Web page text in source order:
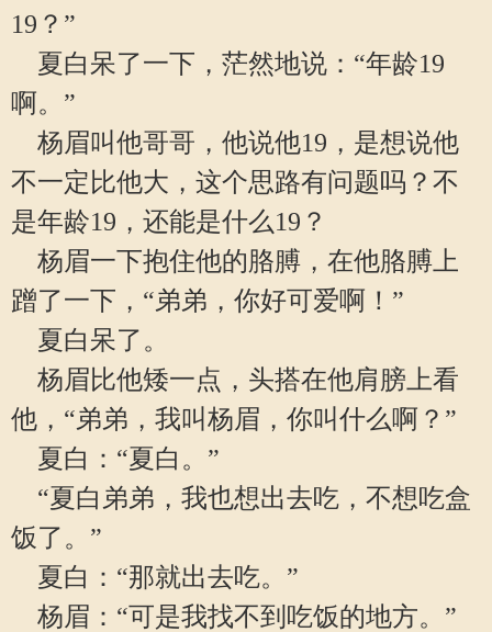
19？”
夏白呆了一下，茫然地说：“年龄19
啊。”
杨眉叫他哥哥，他说他19，是想说他
不一定比他大，这个思路有问题吗？不
是年龄19，还能是什么19？
杨眉一下抱住他的胳膊，在他胳膊上
蹭了一下，“弟弟，你好可爱啊！”
夏白呆了。
杨眉比他矮一点，头搭在他肩膀上看
他，“弟弟，我叫杨眉，你叫什么啊？”
夏白：“夏白。”
“夏白弟弟，我也想出去吃，不想吃盒
饭了。”
夏白：“那就出去吃。”
杨眉：“可是我找不到吃饭的地方。”